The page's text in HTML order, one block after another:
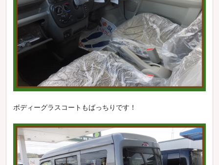
ボディーグラスコートもばっちりです！